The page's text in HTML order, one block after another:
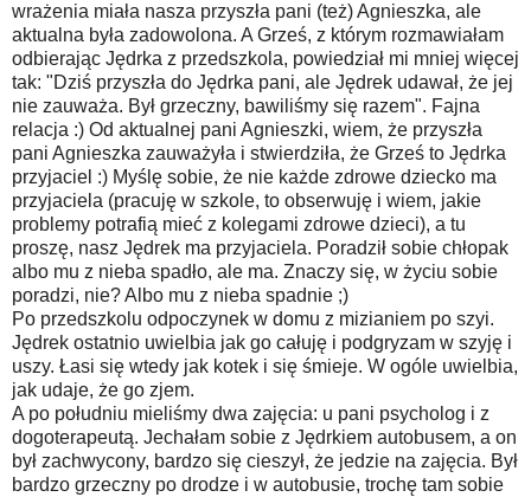
wrażenia miała nasza przyszła pani (też) Agnieszka, ale
aktualna była zadowolona. A Grześ, z którym rozmawiałam
odbierając Jędrka z przedszkola, powiedział mi mniej więcej
tak: "Dziś przyszła do Jędrka pani, ale Jędrek udawał, że jej
nie zauważa. Był grzeczny, bawiliśmy się razem". Fajna
relacja :) Od aktualnej pani Agnieszki, wiem, że przyszła
pani Agnieszka zauważyła i stwierdziła, że Grześ to Jędrka
przyjaciel :) Myślę sobie, że nie każde zdrowe dziecko ma
przyjaciela (pracuję w szkole, to obserwuję i wiem, jakie
problemy potrafią mieć z kolegami zdrowe dzieci), a tu
proszę, nasz Jędrek ma przyjaciela. Poradził sobie chłopak
albo mu z nieba spadło, ale ma. Znaczy się, w życiu sobie
poradzi, nie? Albo mu z nieba spadnie ;)
Po przedszkolu odpoczynek w domu z mizianiem po szyi.
Jędrek ostatnio uwielbia jak go całuję i podgryzam w szyję i
uszy. Łasi się wtedy jak kotek i się śmieje. W ogóle uwielbia,
jak udaje, że go zjem.
A po południu mieliśmy dwa zajęcia: u pani psycholog i z
dogoterapeutą. Jechałam sobie z Jędrkiem autobusem, a on
był zachwycony, bardzo się cieszył, że jedzie na zajęcia. Był
bardzo grzeczny po drodze i w autobusie, trochę tam sobie